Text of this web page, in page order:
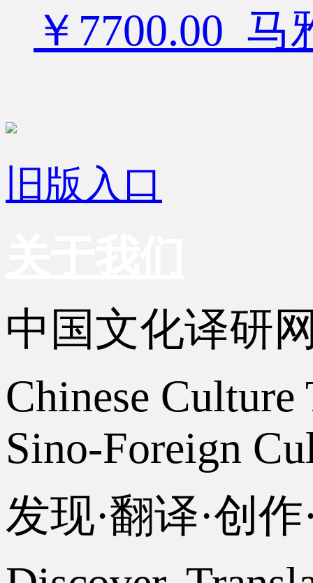
￥7700.00 马
旧版入口
中国文化译研
Chinese
Sino-Foreign
发现·翻译·创